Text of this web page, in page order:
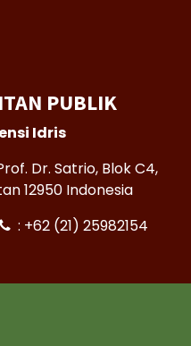
PUBLIK
Idris
Dr. Satrio, Blok C4,
12950 Indonesia
: +62 (21) 25982154